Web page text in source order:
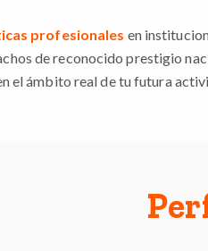
profesionales en
de reconocido prestigio
el ámbito real de tu futura